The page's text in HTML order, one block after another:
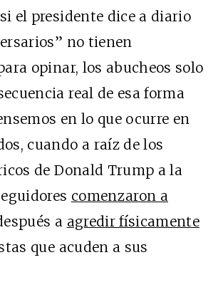
el presidente dice a diario
no tienen
opinar, los abucheos solo
real de esa forma
en lo que ocurre en
cuando a raíz de los
de Donald Trump a la
comenzaron a
a agredir físicamente
que acuden a sus